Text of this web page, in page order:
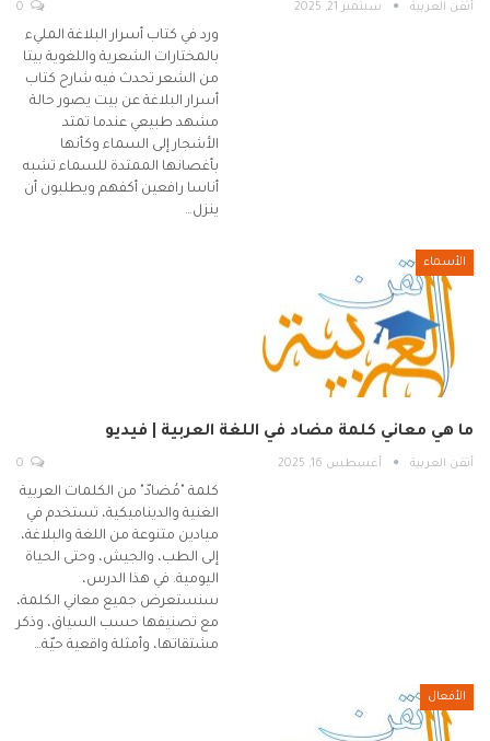
أتقن العربية سبتمبر 21, 2025
ورد في كتاب أسرار البلاغة المليء
بالمختارات الشعرية واللغوية بيتا
من الشعر تحدث فيه شارح كتاب
أسرار البلاغة عن بيت يصور حالة
مشهد طبيعي عندما تمتد
الأشجار إلى السماء وكأنها
بأغصانها الممتدة للسماء تشبه
أناسا رافعين أكفهم ويطلبون أن
ينزل…
الأسماء
ما هي معاني كلمة مضاد في اللغة العربية | فيديو
أتقن العربية أغسطس 16, 2025
كلمة "مُضادّ" من الكلمات العربية
الغنية والديناميكية، تستخدم في
ميادين متنوعة من اللغة والبلاغة،
إلى الطب، والجيش، وحتى الحياة
اليومية. في هذا الدرس،
سنستعرض جميع معاني الكلمة،
مع تصنيفها حسب السياق، وذكر
مشتقاتها، وأمثلة واقعية حيّة…
الأفعال